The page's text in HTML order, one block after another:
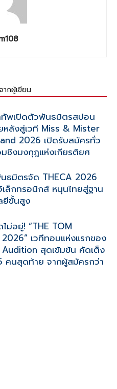
ากผู้เขียน
ทัพเปิดตัวพันธมิตรสปอน
หลังสู่เวที Miss & Mister
2026 เปิดรับสมัครทั่ว
ชิงมงกุฎแห่งเกียรติยศ
ธมิตรจัด THECA 2026
เล็กทรอนิกส์ หนุนไทยสู่ฐาน
ยีขั้นสูง
ไม่อยู่! “THE TOM
เวทีทอมแห่งแรกของ
สุดเข้มข้น คัดเต็ง
คนสุดท้าย จากผู้สมัครกว่า